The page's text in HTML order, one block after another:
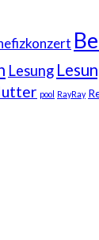
Lesung
pool RayRay